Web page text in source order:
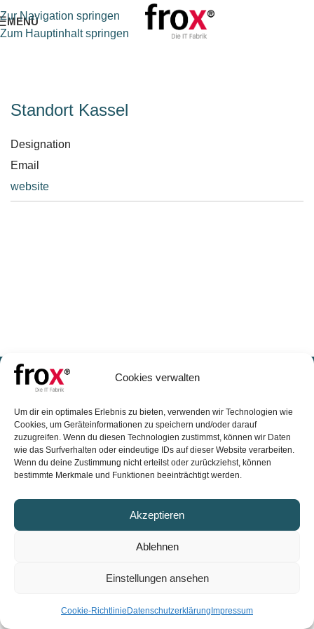
Cookies verwalten
Um dir ein optimales Erlebnis zu bieten, verwenden wir Technologien wie
Cookies, um Geräteinformationen zu speichern und/oder darauf
zuzugreifen. Wenn du diesen Technologien zustimmst, können wir Daten
wie das Surfverhalten oder eindeutige IDs auf dieser Website verarbeiten.
Wenn du deine Zustimmung nicht erteilst oder zurückziehst, können
bestimmte Merkmale und Funktionen beeinträchtigt werden.
Akzeptieren
Ablehnen
Einstellungen ansehen
Cookie-Richtlinie Datenschutzerklärung Impressum
Zur Navigation springen
Zum Hauptinhalt springen
MENÜ
Standort Kassel
Designation
Email
website
FROX GmbH
44141 Dortmund
Vertrieb: +49 (0)231 99 76 04 0
Datenschutz AGB